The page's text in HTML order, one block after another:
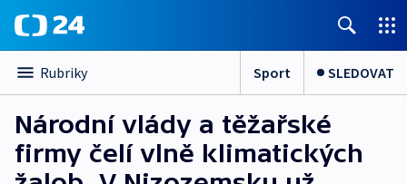
Rubriky Sport SLEDOVAT
Národní vlády a těžařské
firmy čelí vlně klimatických